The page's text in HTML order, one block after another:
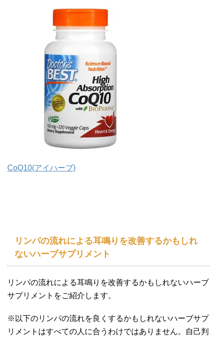
CoQ10(アイハーブ)
リンパの流れによる耳鳴りを改善するかもしれ
ないハーブサプリメント
リンパの流れによる耳鳴りを改善するかもしれないハーブ
サプリメントをご紹介します。
※以下のリンパの流れを良くするかもしれないハーブサプ
リメントはすべての人に合うわけではありません。自己判